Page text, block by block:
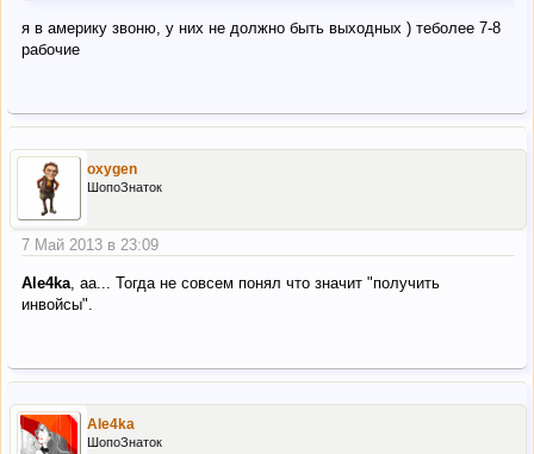
я в америку звоню, у них не должно быть выходных ) теболее 7-8
рабочие
oxygen
ШопоЗнаток
7 Май 2013 в 23:09
Ale4ka, аа... Тогда не совсем понял что значит "получить
инвойсы".
Ale4ka
ШопоЗнаток